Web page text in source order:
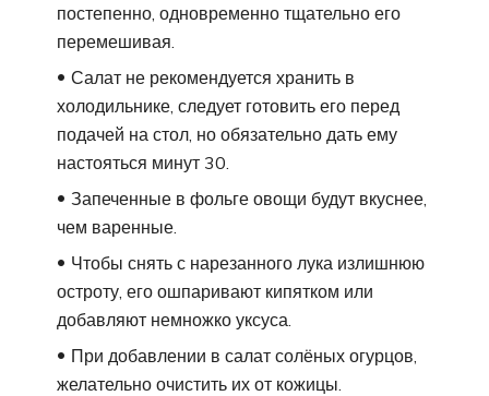
постепенно, одновременно тщательно его
перемешивая.
Салат не рекомендуется хранить в
холодильнике, следует готовить его перед
подачей на стол, но обязательно дать ему
настояться минут 30.
Запеченные в фольге овощи будут вкуснее,
чем варенные.
Чтобы снять с нарезанного лука излишнюю
остроту, его ошпаривают кипятком или
добавляют немножко уксуса.
При добавлении в салат солёных огурцов,
желательно очистить их от кожицы.